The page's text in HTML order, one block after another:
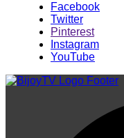
Facebook
Twitter
Pinterest
Instagram
YouTube